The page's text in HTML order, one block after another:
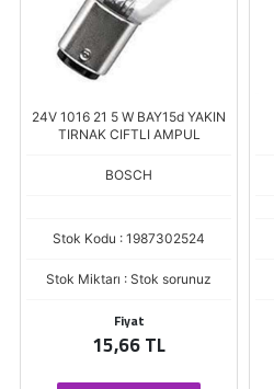
24V 1016 21 5 W BAY15d YAKIN
TIRNAK CIFTLI AMPUL
BOSCH
Stok Kodu : 1987302524
Stok Miktarı : Stok sorunuz
Fiyat
15,66 TL